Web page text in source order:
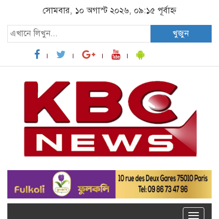
সোমবার, ১০ অগাস্ট ২০২৬, ০৯:১৫ পূর্বাহ্ন
খুজুন